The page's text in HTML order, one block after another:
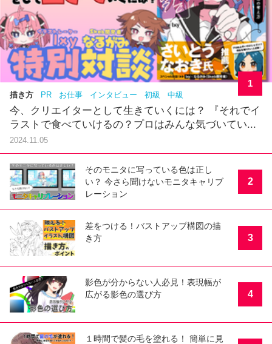
描き方 PR お仕事 インタビュー 初級 中級
今、クリエイターとして生きていくには？ 『それでイ
ラストで食べていけるの？プロはみんな気づいてい...
2024.11.05
1
そのモニタに写っている色は正し
い？ 今さら聞けないモニタキャリブ
レーション
2
差をつける！バストアップ構図の描
き方
3
影色が分からない人必見！表現幅が
広がる影色の選び方
4
１時間で髪の毛を塗れる！ 簡単に見